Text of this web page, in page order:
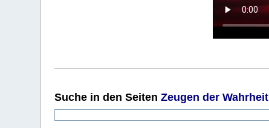
Suche in den SeitenZeugen der Wahrheit